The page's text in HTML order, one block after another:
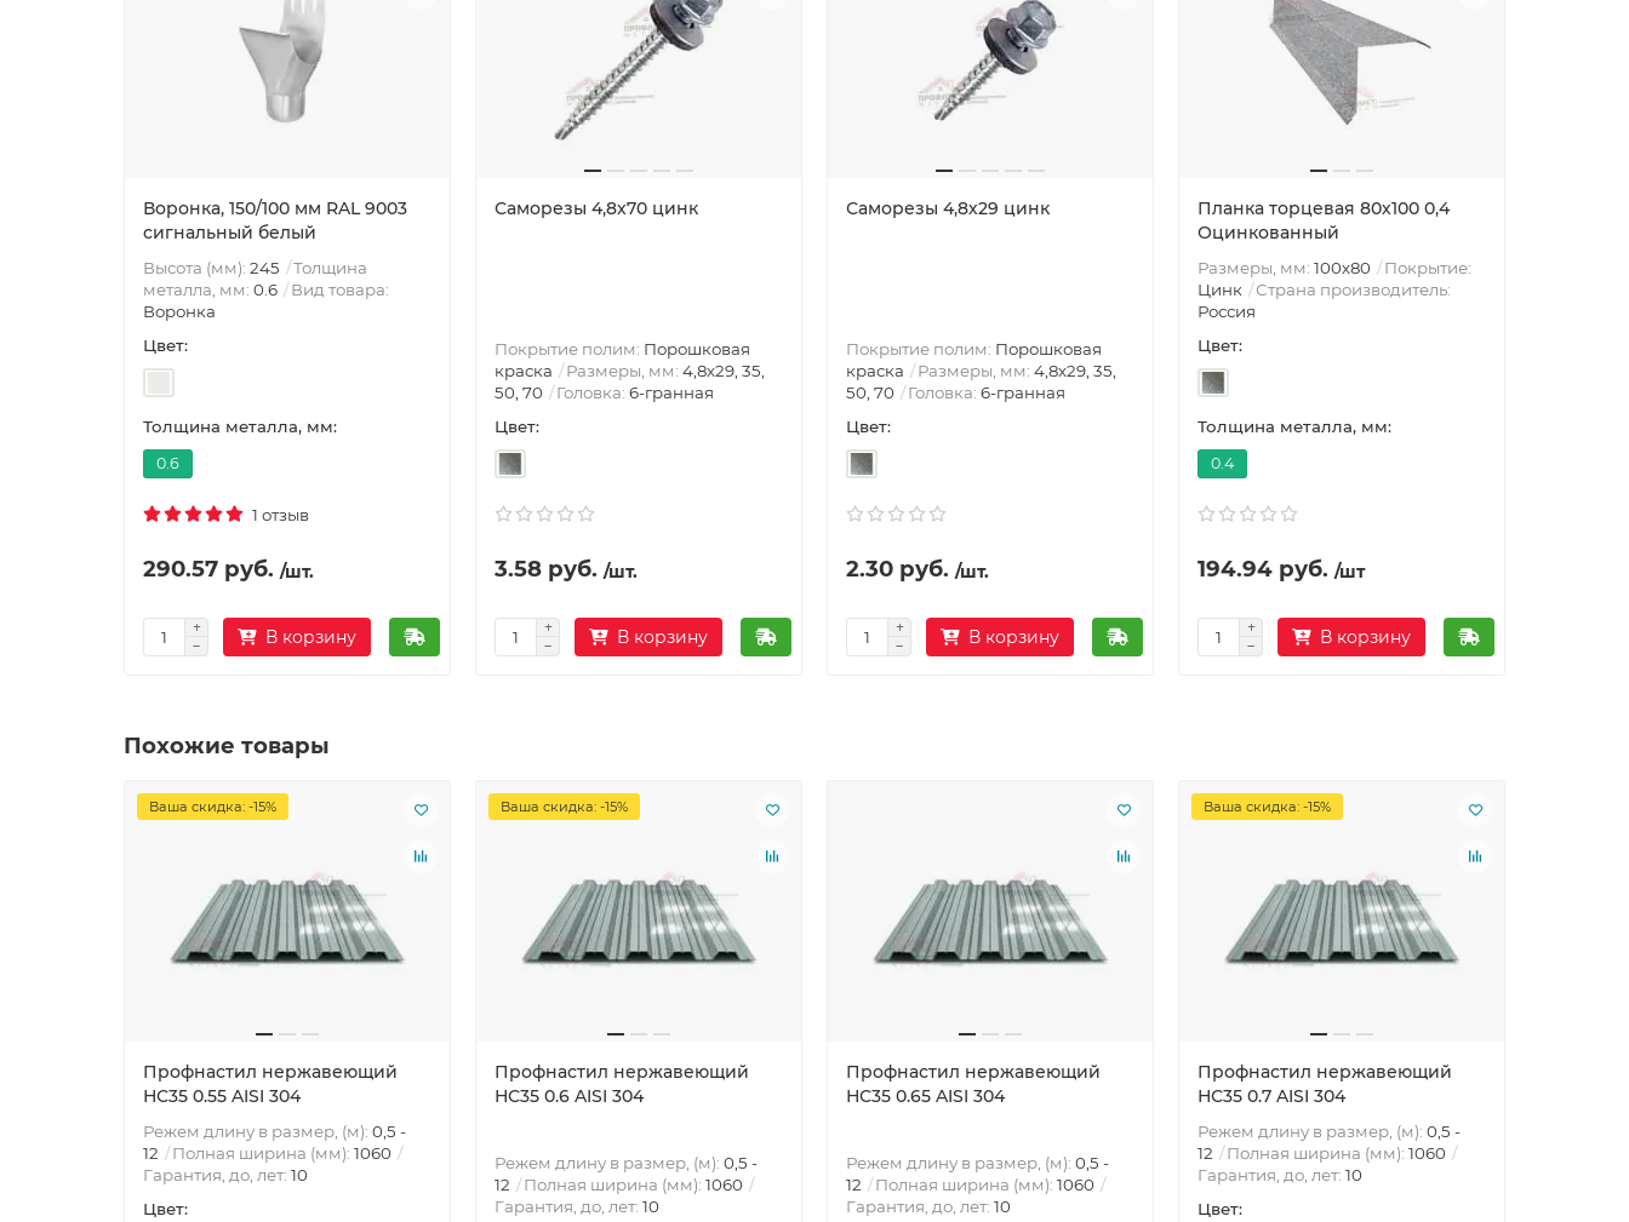
Воронка, 150/100 мм RAL 9003
сигнальный белый
Высота (мм): 245
Толщина
металла, мм: 0.6
Вид товара:
Воронка
Цвет:
Толщина металла, мм:
0.6
1 отзыв
290.57 руб. /шт.
В корзину
Саморезы 4,8х70 цинк
Покрытие полим: Порошковая
краска
Размеры, мм: 4,8х29, 35,
50, 70
Головка: 6-гранная
Цвет:
3.58 руб. /шт.
В корзину
Саморезы 4,8х29 цинк
Покрытие полим: Порошковая
краска
Размеры, мм: 4,8х29, 35,
50, 70
Головка: 6-гранная
Цвет:
2.30 руб. /шт.
В корзину
Планка торцевая 80х100 0,4
Оцинкованный
Размеры, мм: 100х80
Покрытие:
Цинк
Страна производитель:
Россия
Цвет:
Толщина металла, мм:
0.4
194.94 руб. /шт
В корзину
Похожие товары
Ваша скидка: -15%
Профнастил нержавеющий
НС35 0.55 AISI 304
Режем длину в размер, (м): 0,5 -
12
Полная ширина (мм): 1060
Гарантия, до, лет: 10
Цвет:
Ваша скидка: -15%
Профнастил нержавеющий
НС35 0.6 AISI 304
Режем длину в размер, (м): 0,5 -
12
Полная ширина (мм): 1060
Гарантия, до, лет: 10
Профнастил нержавеющий
НС35 0.65 AISI 304
Режем длину в размер, (м): 0,5 -
12
Полная ширина (мм): 1060
Гарантия, до, лет: 10
Ваша скидка: -15%
Профнастил нержавеющий
НС35 0.7 AISI 304
Режем длину в размер, (м): 0,5 -
12
Полная ширина (мм): 1060
Гарантия, до, лет: 10
Цвет: